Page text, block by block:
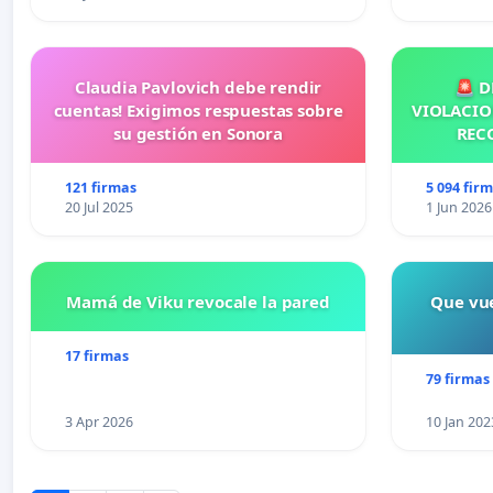
Claudia Pavlovich debe rendir
cuentas! Exigimos respuestas sobre
su gestión en Sonora
121 firmas
20 Jul 2025
🚨
5 094
1 Jun 2026
Mamá de Viku revocale la pared
17 firmas
3 Apr 2026
Que
79 firmas
10 Jan